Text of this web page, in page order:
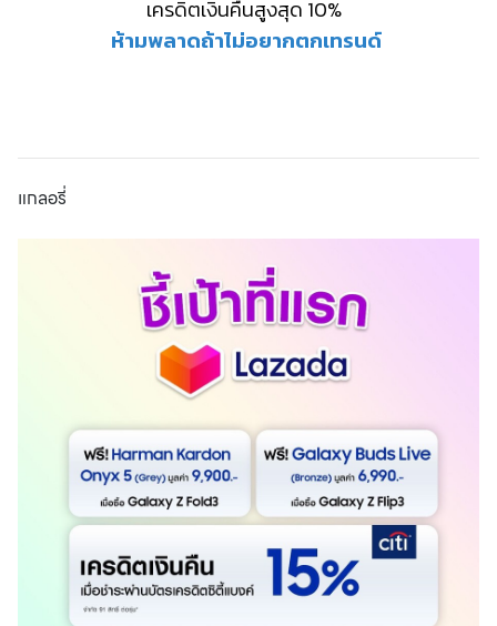
เครดิตเงินคืนสูงสุด 10%
ห้ามพลาดถ้าไม่อยากตกเทรนด์
แกลอรี่